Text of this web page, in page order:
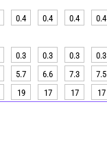
0.4 0.4 0.4 0.4
0.3 0.3 0.3 0.3
5.7 6.6 7.3 7.5
19 17 17 17